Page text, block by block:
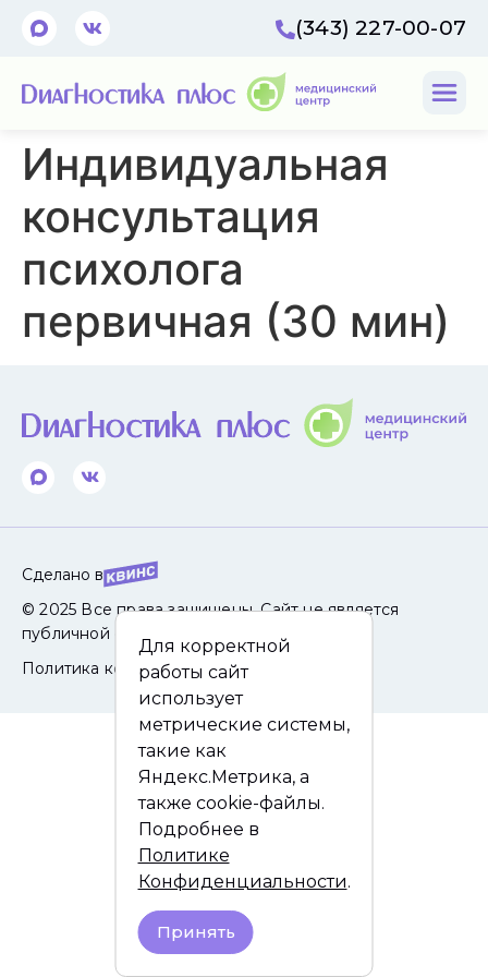
(343) 227-00-07
Индивидуальная
консультация
психолога
первичная (30 мин)
Сделано в
© 2025 Все права защищены. Сайт не является
публичной офертой.
Политика конфиденциальности
Для корректной
работы сайт
использует
метрические системы,
такие как
Яндекс.Метрика, а
также cookie-файлы.
Подробнее в
Политике
Конфиденциальности.
Принять